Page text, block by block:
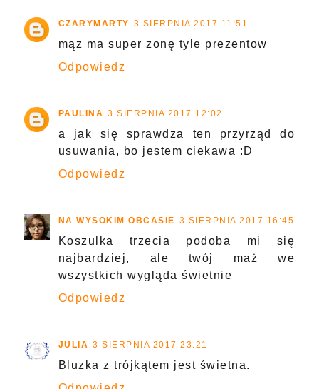
CZARYMARTY 3 SIERPNIA 2017 11:51
mąz ma super zonę tyle prezentow
Odpowiedz
PAULINA 3 SIERPNIA 2017 12:02
a jak się sprawdza ten przyrząd do
usuwania, bo jestem ciekawa :D
Odpowiedz
NA WYSOKIM OBCASIE 3 SIERPNIA 2017 16:45
Koszulka trzecia podoba mi się
najbardziej, ale twój maż we
wszystkich wygląda świetnie
Odpowiedz
JULIA 3 SIERPNIA 2017 23:21
Bluzka z trójkątem jest świetna.